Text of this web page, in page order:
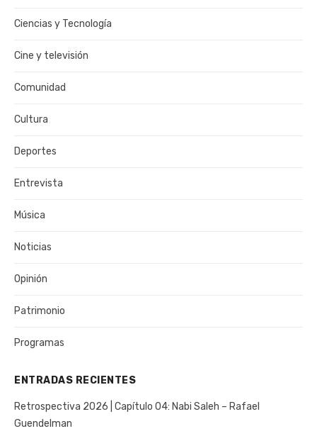
Ciencias y Tecnología
Cine y televisión
Comunidad
Cultura
Deportes
Entrevista
Música
Noticias
Opinión
Patrimonio
Programas
ENTRADAS RECIENTES
Retrospectiva 2026 | Capítulo 04: Nabi Saleh – Rafael
Guendelman